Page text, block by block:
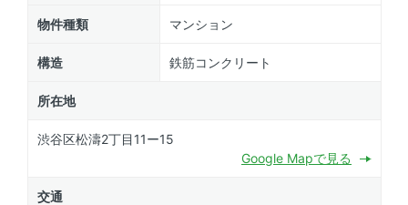
物件種類 マンション
構造 鉄筋コンクリート
所在地
渋谷区松濤2丁目11ー15
Google Mapで見る
交通